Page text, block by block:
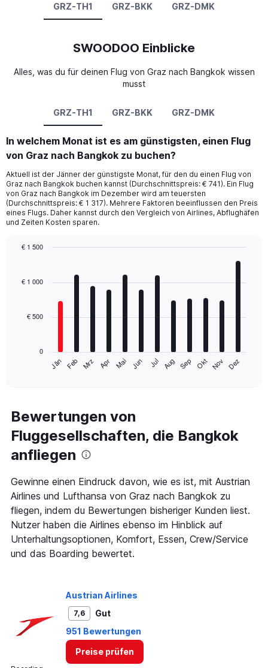
GRZ-TH1 GRZ-BKK GRZ-DMK
SWOODOO Einblicke
Alles, was du für deinen Flug von Graz nach Bangkok wissen
musst
GRZ-TH1 GRZ-BKK GRZ-DMK
In welchem Monat ist es am günstigsten, einen Flug
von Graz nach Bangkok zu buchen?
Aktuell ist der Jänner der günstigste Monat, für den du einen Flug von
Graz nach Bangkok buchen kannst (Durchschnittspreis: € 741). Ein Flug
von Graz nach Bangkok im Dezember wird am teuersten
(Durchschnittspreis: € 1 317). Mehrere Faktoren beeinflussen den Preis
eines Flugs. Daher kannst durch den Vergleich von Airlines, Abflughäfen
und Zeiten Kosten sparen.
with
The
Range:
12
categories.
The
chart
1
Y
axis
displaying
values.
Range:
0
to
Jän Feb Mrz Apr Mai Jun Jul Aug Sep Okt Nov Dez
0
€ 500
€ 1 000
€ 1 500
Bewertungen von
Fluggesellschaften, die Bangkok
anfliegen
Gewinne einen Eindruck davon, wie es ist, mit Austrian
Airlines und Lufthansa von Graz nach Bangkok zu
fliegen, indem du Bewertungen bisheriger Kunden liest.
Nutzer haben die Airlines ebenso im Hinblick auf
Unterhaltungsoptionen, Komfort, Essen, Crew/Service
und das Boarding bewertet.
Austrian Airlines
7,6
Gut
951 Bewertungen
Preise prüfen